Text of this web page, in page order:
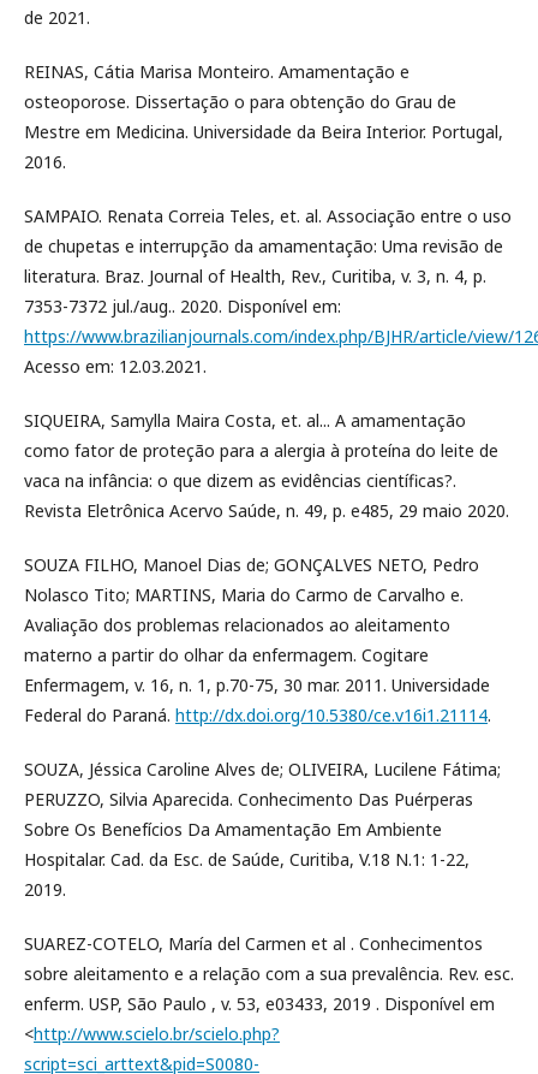
de 2021.
REINAS, Cátia Marisa Monteiro. Amamentação e
osteoporose. Dissertação o para obtenção do Grau de
Mestre em Medicina. Universidade da Beira Interior. Portugal,
2016.
SAMPAIO. Renata Correia Teles, et. al. Associação entre o uso
de chupetas e interrupção da amamentação: Uma revisão de
literatura. Braz. Journal of Health, Rev., Curitiba, v. 3, n. 4, p.
7353-7372 jul./aug.. 2020. Disponível em:
https://www.brazilianjournals.com/index.php/BJHR/article/view/
Acesso em: 12.03.2021.
SIQUEIRA, Samylla Maira Costa, et. al... A amamentação
como fator de proteção para a alergia à proteína do leite de
vaca na infância: o que dizem as evidências científicas?.
Revista Eletrônica Acervo Saúde, n. 49, p. e485, 29 maio 2020.
SOUZA FILHO, Manoel Dias de; GONÇALVES NETO, Pedro
Nolasco Tito; MARTINS, Maria do Carmo de Carvalho e.
Avaliação dos problemas relacionados ao aleitamento
materno a partir do olhar da enfermagem. Cogitare
Enfermagem, v. 16, n. 1, p.70-75, 30 mar. 2011. Universidade
Federal do Paraná. http://dx.doi.org/10.5380/ce.v16i1.21114.
SOUZA, Jéssica Caroline Alves de; OLIVEIRA, Lucilene Fátima;
PERUZZO, Silvia Aparecida. Conhecimento Das Puérperas
Sobre Os Benefícios Da Amamentação Em Ambiente
Hospitalar. Cad. da Esc. de Saúde, Curitiba, V.18 N.1: 1-22,
2019.
SUAREZ-COTELO, María del Carmen et al . Conhecimentos
sobre aleitamento e a relação com a sua prevalência. Rev. esc.
enferm. USP, São Paulo , v. 53, e03433, 2019 . Disponível em
<http://www.scielo.br/scielo.php?
script=sci_arttext&pid=S0080-